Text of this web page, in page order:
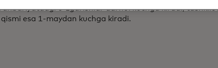
o'zgarishlar darhol kuchga kiradi,
esa 1-maydan kuchga kiradi.